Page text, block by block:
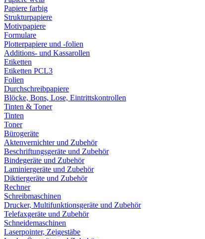
Papiere farbig
Strukturpapiere
Motivpapiere
Formulare
Plotterpapiere und -folien
Additions- und Kassarollen
Etiketten
Etiketten PCL3
Folien
Durchschreibpapiere
Blöcke, Bons, Lose, Eintrittskontrollen
Tinten & Toner
Tinten
Toner
Bürogeräte
Aktenvernichter und Zubehör
Beschriftungsgeräte und Zubehör
Bindegeräte und Zubehör
Laminiergeräte und Zubehör
Diktiergeräte und Zubehör
Rechner
Schreibmaschinen
Drucker, Multifunktionsgeräte und Zubehör
Telefaxgeräte und Zubehör
Schneidemaschinen
Laserpointer, Zeigestäbe